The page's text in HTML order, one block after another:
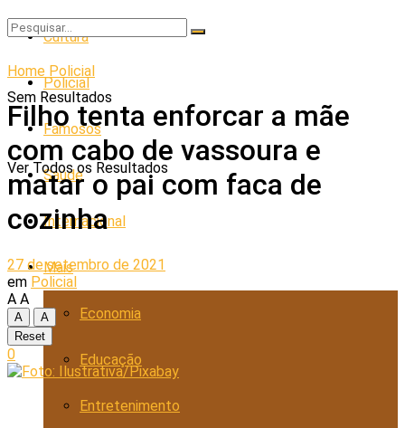
Cultura
Policial
Famosos
Saúde
Internacional
Mais
Economia
Educação
Entretenimento
Sem Resultados
Ver Todos os Resultados
Home Policial
Filho tenta enforcar a mãe
com cabo de vassoura e
matar o pai com faca de
cozinha
27 de setembro de 2021
em Policial
A A
A
A
Reset
0